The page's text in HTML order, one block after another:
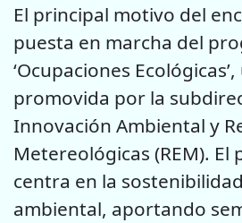
El principal motivo del
puesta en marcha del
‘Ocupaciones
promovida por la
Innovación Ambiental y
Metereológicas (REM). El
centra en la
ambiental, aportando